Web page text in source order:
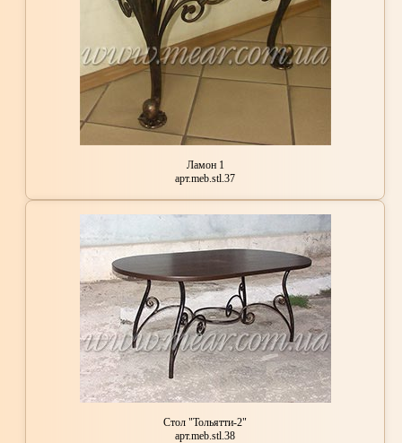
Ламон 1
арт.meb.stl.37
Стол "Тольятти-2"
арт.meb.stl.38